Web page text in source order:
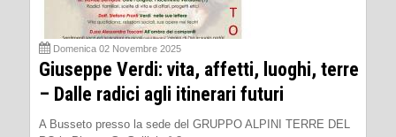
Domenica 02 Novembre 2025
Giuseppe Verdi: vita, affetti, luoghi, terre
– Dalle radici agli itinerari futuri
A Busseto presso la sede del GRUPPO ALPINI TERRE DEL